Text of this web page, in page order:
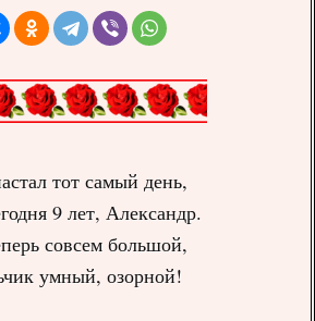
тот самый день,
9 лет, Александр.
совсем большой,
умный, озорной!